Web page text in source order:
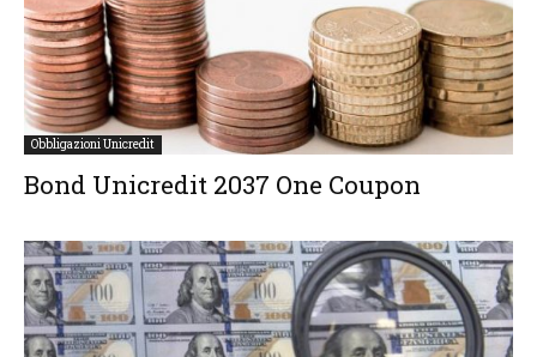
Obbligazioni Unicredit
Bond Unicredit 2037 One Coupon